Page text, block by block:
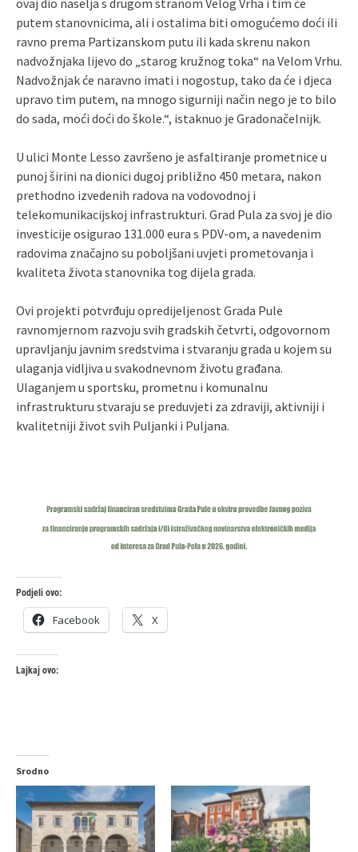
putem stanovnicima, ali i ostalima biti omogućemo doći ili
ravno prema Partizanskom putu ili kada skrenu nakon
nadvožnjaka lijevo do „starog kružnog toka“ na Velom Vrhu.
Nadvožnjak će naravno imati i nogostup, tako da će i djeca
upravo tim putem, na mnogo sigurniji način nego je to bilo
do sada, moći doći do škole.“, istaknuo je Gradonačelnijk.
U ulici Monte Lesso završeno je asfaltiranje prometnice u
punoj širini na dionici dugoj približno 450 metara, nakon
prethodno izvedenih radova na vodovodnoj i
telekomunikacijskoj infrastrukturi. Grad Pula za svoj je dio
investicije osigurao 131.000 eura s PDV-om, a navedenim
radovima značajno su poboljšani uvjeti prometovanja i
kvaliteta života stanovnika tog dijela grada.
Ovi projekti potvrđuju opredijeljenost Grada Pule
ravnomjernom razvoju svih gradskih četvrti, odgovornom
upravljanju javnim sredstvima i stvaranju grada u kojem su
ulaganja vidljiva u svakodnevnom životu građana.
Ulaganjem u sportsku, prometnu i komunalnu
infrastrukturu stvaraju se preduvjeti za zdraviji, aktivniji i
kvalitetniji život svih Puljanki i Puljana.
Podjeli ovo:
Facebook X
Lajkaj ovo:
Srodno